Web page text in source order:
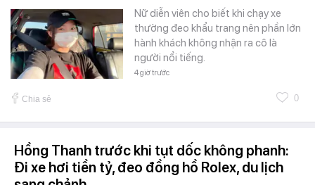
Nữ diễn viên cho biết khi chạy xe
thường đeo khẩu trang nên phần lớn
hành khách không nhận ra cô là
người nổi tiếng.
4 giờ trước
Chia sẻ 0
Hồng Thanh trước khi tụt dốc không phanh:
Đi xe hơi tiền tỷ, đeo đồng hồ Rolex, du lịch